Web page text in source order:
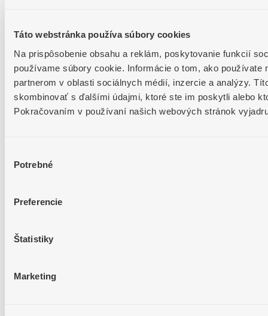
Táto webstránka používa súbory cookies
Na prispôsobenie obsahu a reklám, poskytovanie funkcií
používame súbory cookie. Informácie o tom, ako používate
partnerom v oblasti sociálnych médií, inzercie a analýzy.
skombinovať s ďalšími údajmi, ktoré ste im poskytli alebo
Pokračovaním v používaní našich webových stránok
súhlasu
Potrebné
Preferencie
Štatistiky
Marketing
Aktuálne
Je čas na daňové priznanie za rok 2025
Zmeny v ponuke služieb
Všetky aktuality
Obchodné podmienky
Poverenie spracovávania OÚ